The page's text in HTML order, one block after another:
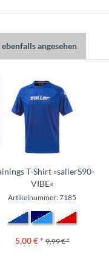
angesehen
T-Shirt »sallerS90-
VIBE«
Artikelnummer: 7185
5,00 € * 9,99 € *